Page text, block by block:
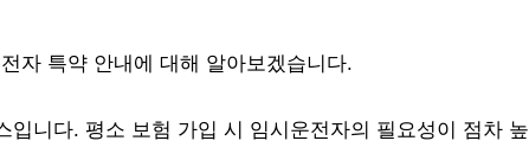
자 특약 안내에 대해 알아보겠습니다.
입니다. 평소 보험 가입 시 임시운전자의 필요성이 점차 높